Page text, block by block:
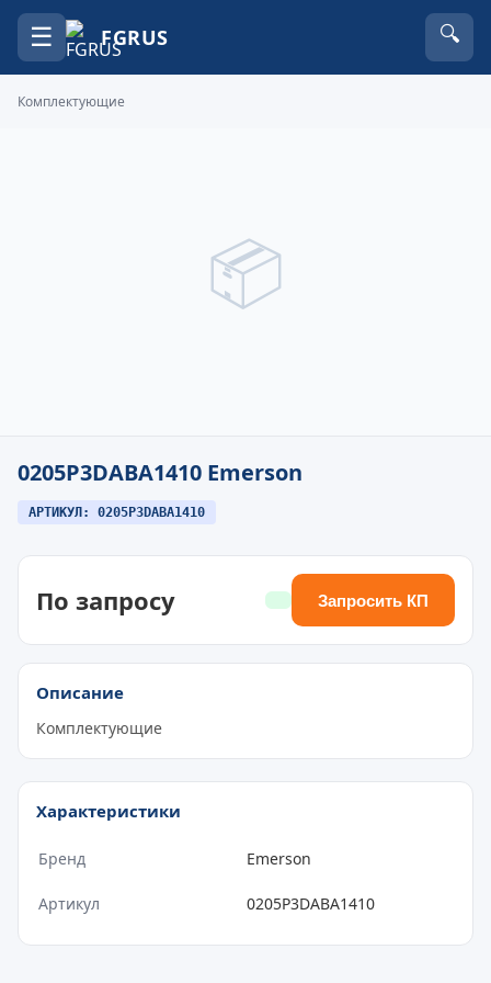
☰ FGRUS 🔍
Комплектующие
📦
0205P3DABA1410 Emerson
АРТИКУЛ: 0205P3DABA1410
По запросу Запросить КП
Описание
Комплектующие
Характеристики
Бренд Emerson
Артикул 0205P3DABA1410